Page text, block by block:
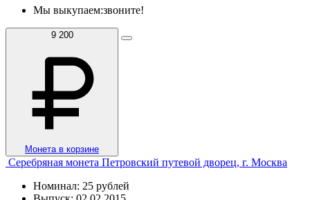
Мы выкупаем:звоните!
9 200
Монета в корзине
Серебряная монета Петровский путевой дворец, г. Москва
Номинал: 25 рублей